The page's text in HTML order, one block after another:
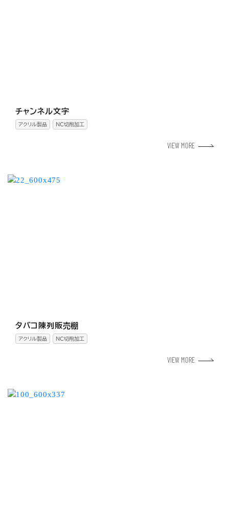
チャンネル文字
アクリル製品 NC切削加工
VIEW MORE
タバコ陳列販売棚
アクリル製品 NC切削加工
VIEW MORE